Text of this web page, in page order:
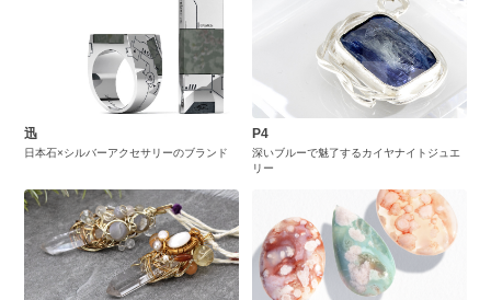
迅
日本石×シルバーアクセサリーのブランド
P4
深いブルーで魅了するカイヤナイトジュエ
リー